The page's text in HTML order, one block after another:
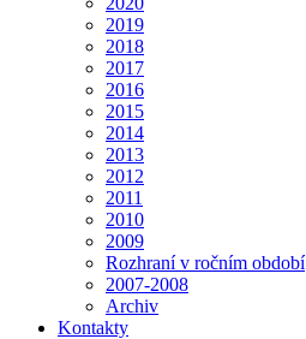
2019
2018
2017
2016
2015
2014
2013
2012
2011
2010
2009
Rozhraní v ročním období
2007-2008
Archiv
Kontakty